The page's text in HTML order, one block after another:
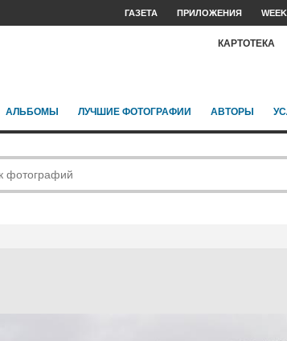
ГАЗЕТА ПРИЛОЖЕНИЯ
КАРТОТЕКА
АЛЬБОМЫ ЛУЧШИЕ ФОТОГРАФИИ АВТОРЫ